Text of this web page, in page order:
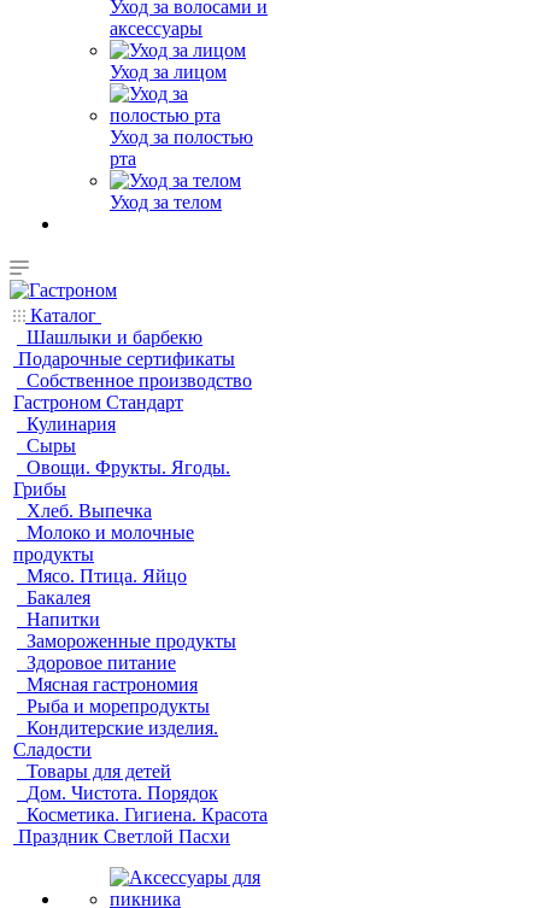
Уход за волосами и
аксессуары
Уход за лицом
Уход за полостью
рта
Уход за телом
Каталог
Шашлыки и барбекю
Подарочные сертификаты
Собственное производство
Гастроном Стандарт
Кулинария
Сыры
Овощи. Фрукты. Ягоды.
Грибы
Хлеб. Выпечка
Молоко и молочные
продукты
Мясо. Птица. Яйцо
Бакалея
Напитки
Замороженные продукты
Здоровое питание
Мясная гастрономия
Рыба и морепродукты
Кондитерские изделия.
Сладости
Товары для детей
Дом. Чистота. Порядок
Косметика. Гигиена. Красота
Праздник Светлой Пасхи